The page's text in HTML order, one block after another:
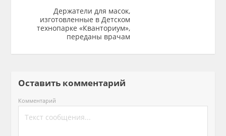
Держатели для масок,
изготовленные в Детском
технопарке «Кванториум»,
переданы врачам
Оставить комментарий
Комментарий